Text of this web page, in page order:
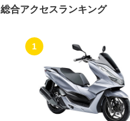
総合アクセスランキング
1